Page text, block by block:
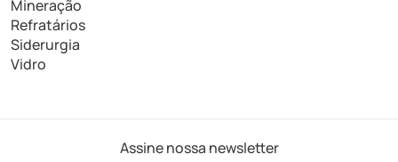
Mineração
Refratários
Siderurgia
Vidro
Assine nossa newsletter